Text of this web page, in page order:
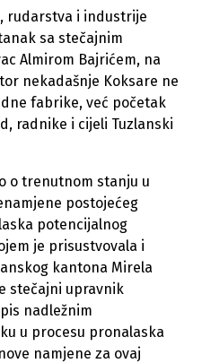
rudarstva i industrije
sa stečajnim
Almirom Bajrićem, na
nekadašnje Koksare ne
fabrike, već početak
radnike i cijeli Tuzlanski
o trenutnom stanju u
postojećeg
potencijalnog
je prisustvovala i
kantona Mirela
stečajni upravnik
nadležnim
u procesu pronalaska
namjene za ovaj